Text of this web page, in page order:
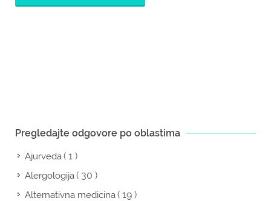
Pregledajte odgovore po oblastima
Ajurveda( 1 )
Alergologija( 30 )
Alternativna medicina( 19 )